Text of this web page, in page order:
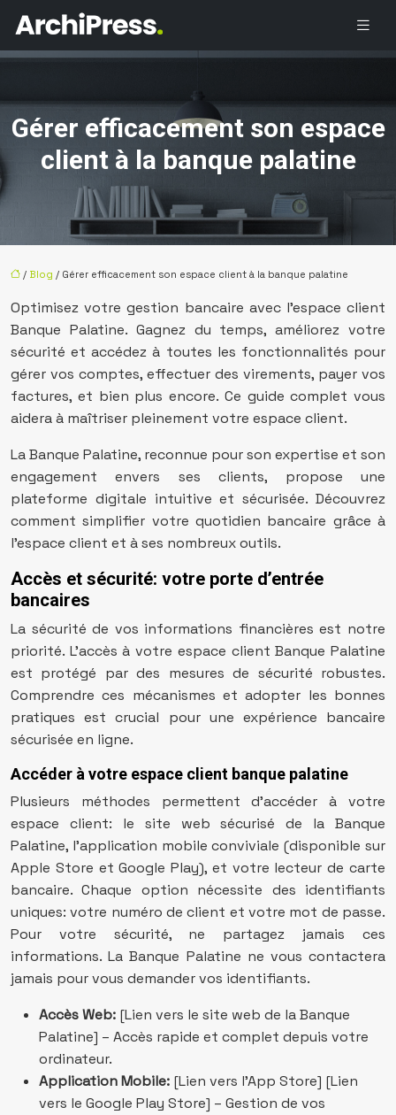
Gérer efficacement son espace
client à la banque palatine
/ Blog / Gérer efficacement son espace client à la banque palatine
Optimisez votre gestion bancaire avec l’espace client
Banque Palatine. Gagnez du temps, améliorez votre
sécurité et accédez à toutes les fonctionnalités pour
gérer vos comptes, effectuer des virements, payer vos
factures, et bien plus encore. Ce guide complet vous
aidera à maîtriser pleinement votre espace client.
La Banque Palatine, reconnue pour son expertise et son
engagement envers ses clients, propose une
plateforme digitale intuitive et sécurisée. Découvrez
comment simplifier votre quotidien bancaire grâce à
l’espace client et à ses nombreux outils.
Accès et sécurité: votre porte d’entrée
bancaires
La sécurité de vos informations financières est notre
priorité. L’accès à votre espace client Banque Palatine
est protégé par des mesures de sécurité robustes.
Comprendre ces mécanismes et adopter les bonnes
pratiques est crucial pour une expérience bancaire
sécurisée en ligne.
Accéder à votre espace client banque palatine
Plusieurs méthodes permettent d’accéder à votre
espace client: le site web sécurisé de la Banque
Palatine, l’application mobile conviviale (disponible sur
Apple Store et Google Play), et votre lecteur de carte
bancaire. Chaque option nécessite des identifiants
uniques: votre numéro de client et votre mot de passe.
Pour votre sécurité, ne partagez jamais ces
informations. La Banque Palatine ne vous contactera
jamais pour vous demander vos identifiants.
Accès Web: [Lien vers le site web de la Banque
Palatine] – Accès rapide et complet depuis votre
ordinateur.
Application Mobile: [Lien vers l’App Store] [Lien
vers le Google Play Store] – Gestion de vos